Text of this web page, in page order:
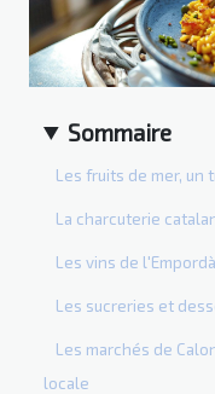
Sommaire
Les fruits de mer, un
La charcuterie
Les vins de
Les sucreries et
Les marchés de
locale